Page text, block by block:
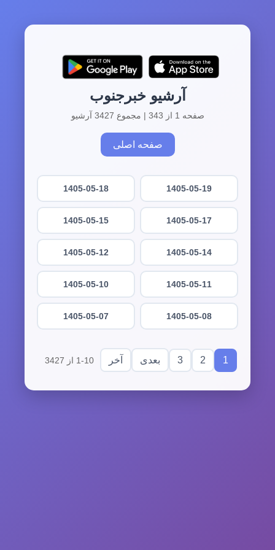
آرشیو خبرجنوب
صفحه 1 از 343 | مجموع 3427 آرشیو
صفحه اصلی
1405-05-19
1405-05-18
1405-05-17
1405-05-15
1405-05-14
1405-05-12
1405-05-11
1405-05-10
1405-05-08
1405-05-07
1
2
3 بعدی آخر 1-10 از 3427